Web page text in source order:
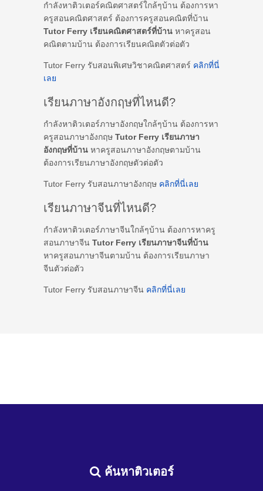
กำลังหาติวเตอร์คณิตศาสตร์ใกล้ๆบ้าน ต้องการหา
ครูสอนคณิตศาสตร์ ต้องการครูสอนคณิตที่บ้าน
Tutor Ferry เรียนคณิตศาสตร์ที่บ้าน หาครูสอน
คณิตตามบ้าน ต้องการเรียนคณิตตัวต่อตัว
Tutor Ferry รับสอนพิเศษวิชาคณิตศาสตร์ คลิกที่นี่
เลย
เรียนภาษาอังกฤษที่ไหนดี?
กำลังหาติวเตอร์ภาษาอังกฤษใกล้ๆบ้าน ต้องการหา
ครูสอนภาษาอังกฤษ Tutor Ferry เรียนภาษา
อังกฤษที่บ้าน หาครูสอนภาษาอังกฤษตามบ้าน
ต้องการเรียนภาษาอังกฤษตัวต่อตัว
Tutor Ferry รับสอนภาษาอังกฤษ คลิกที่นี่เลย
เรียนภาษาจีนที่ไหนดี?
กำลังหาติวเตอร์ภาษาจีนใกล้ๆบ้าน ต้องการหาครู
สอนภาษาจีน Tutor Ferry เรียนภาษาจีนที่บ้าน
หาครูสอนภาษาจีนตามบ้าน ต้องการเรียนภาษา
จีนตัวต่อตัว
Tutor Ferry รับสอนภาษาจีน คลิกที่นี่เลย
ค้นหาติวเตอร์